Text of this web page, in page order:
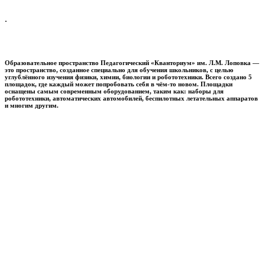
.
Образовательное пространство Педагогический «Кванториум» им. Л.М. Лоповка —
это пространство, созданное специально для обучения школьников, с целью
углублённого изучения физики, химии, биологии и робототехники. Всего создано 5
площадок, где каждый может попробовать себя в чём-то новом. Площадки
оснащены самым современным оборудованием, таким как: наборы для
робототехники, автоматических автомобилей, беспилотных летательных аппаратов
и многим другим.